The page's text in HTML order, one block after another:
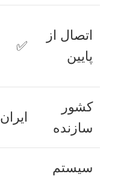
اتصال از
پایین
✅
کشور
سازنده
ایران
سیستم